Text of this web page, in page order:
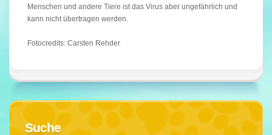
Menschen und andere Tiere ist das Virus aber ungefährlich und
kann nicht übertragen werden.
Fotocredits: Carsten Rehder
Suche